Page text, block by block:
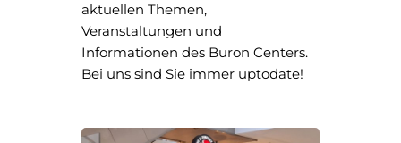
aktuellen Themen,
Veranstaltungen und
Informationen des Buron Centers.
Bei uns sind Sie immer uptodate!